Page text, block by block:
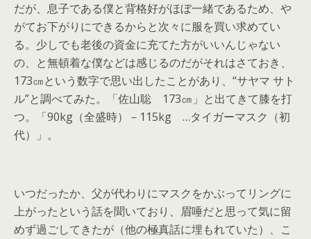
だが、息子である僕と背格好がほぼ一緒であるため、や
がてお下がりにできるからと次々に服を買い求めてい
る。少しでも老後の資金に充てた方がいいんじゃない
の、と無頓着な僕などは感じるのだがそれはさておき、
173㎝という数字で思い出したことがあり、“サヤマ サト
ル”と調べてみた。「佐山聡 173㎝」と出てきて膝を打
つ。「90kg（全盛時）－115kg …タイガーマスク（初
代）」。
いつだったか、父が代わりにマスクをかぶってリングに
上がったという話を聞いており、眉唾だと思って気に留
めず過ごしてきたが（他の極真話に埋もれていた）、こ